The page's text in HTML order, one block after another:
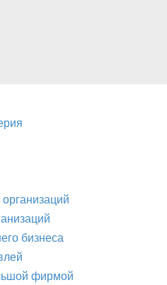
бизнеса
фирмой